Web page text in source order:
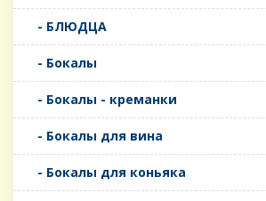
- БЛЮДЦА
- Бокалы
- Бокалы - креманки
- Бокалы для вина
- Бокалы для коньяка